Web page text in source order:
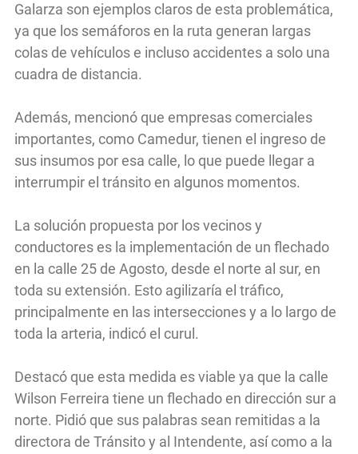
Galarza son ejemplos claros de esta problemática,
ya que los semáforos en la ruta generan largas
colas de vehículos e incluso accidentes a solo una
cuadra de distancia.
Además, mencionó que empresas comerciales
importantes, como Camedur, tienen el ingreso de
sus insumos por esa calle, lo que puede llegar a
interrumpir el tránsito en algunos momentos.
La solución propuesta por los vecinos y
conductores es la implementación de un flechado
en la calle 25 de Agosto, desde el norte al sur, en
toda su extensión. Esto agilizaría el tráfico,
principalmente en las intersecciones y a lo largo de
toda la arteria, indicó el curul.
Destacó que esta medida es viable ya que la calle
Wilson Ferreira tiene un flechado en dirección sur a
norte. Pidió que sus palabras sean remitidas a la
directora de Tránsito y al Intendente, así como a la